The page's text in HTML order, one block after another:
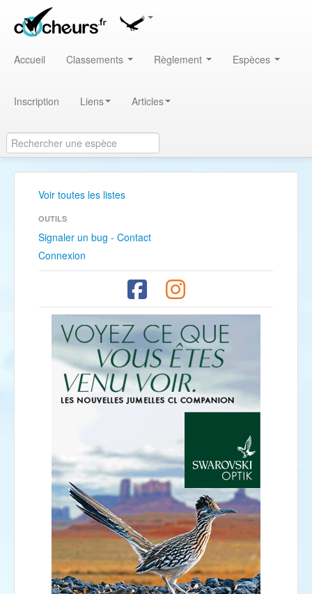
Accueil Classements Règlement Espèces
Inscription Liens Articles
Voir toutes les listes
OUTILS
Signaler un bug - Contact
Connexion